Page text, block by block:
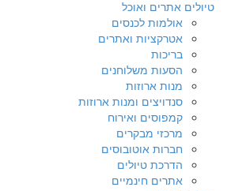
טיולים אתרים ואוכל
אולמות לכנסים
אטרקציות ואתרים
בריכות
הסעות משלוחנים
מנות ארוזות
סנדויצים ומנות ארוזות
קמפוסים ואירוח
מרכזי מבקרים
חברות אוטובוסים
הדרכת טיולים
אתרים חינמיים